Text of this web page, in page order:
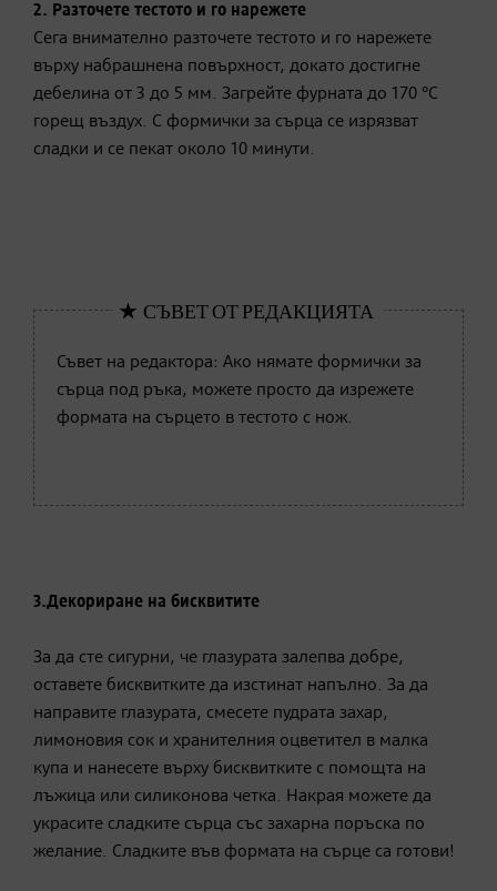
2. Разточете тестото и го нарежете
Сега внимателно разточете тестото и го нарежете
върху набрашнена повърхност, докато достигне
дебелина от 3 до 5 мм. Загрейте фурната до 170 °C
горещ въздух. С формички за сърца се изрязват
сладки и се пекат около 10 минути.
Съвет на редактора: Ако нямате формички за
сърца под ръка, можете просто да изрежете
формата на сърцето в тестото с нож.
3.Декориране на бисквитите
За да сте сигурни, че глазурата залепва добре,
оставете бисквитките да изстинат напълно. За да
направите глазурата, смесете пудрата захар,
лимоновия сок и хранителния оцветител в малка
купа и нанесете върху бисквитките с помощта на
лъжица или силиконова четка. Накрая можете да
украсите сладките сърца със захарна поръска по
желание. Сладките във формата на сърце са готови!